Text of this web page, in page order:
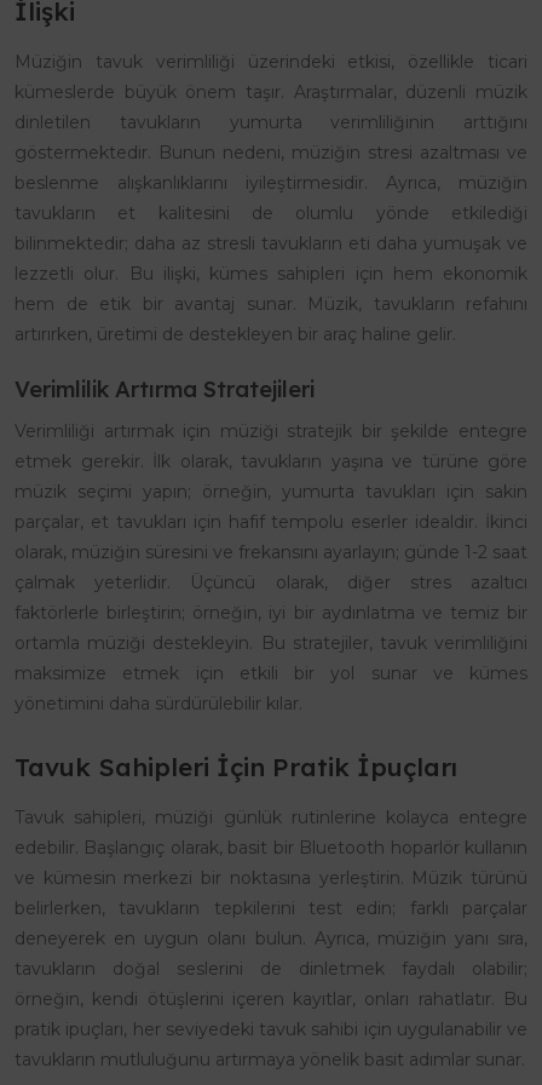
İlişki
Müziğin tavuk verimliliği üzerindeki etkisi, özellikle ticari
kümeslerde büyük önem taşır. Araştırmalar, düzenli müzik
dinletilen tavukların yumurta verimliliğinin arttığını
göstermektedir. Bunun nedeni, müziğin stresi azaltması ve
beslenme alışkanlıklarını iyileştirmesidir. Ayrıca, müziğin
tavukların et kalitesini de olumlu yönde etkilediği
bilinmektedir; daha az stresli tavukların eti daha yumuşak ve
lezzetli olur. Bu ilişki, kümes sahipleri için hem ekonomik
hem de etik bir avantaj sunar. Müzik, tavukların refahını
artırırken, üretimi de destekleyen bir araç haline gelir.
Verimlilik Artırma Stratejileri
Verimliliği artırmak için müziği stratejik bir şekilde entegre
etmek gerekir. İlk olarak, tavukların yaşına ve türüne göre
müzik seçimi yapın; örneğin, yumurta tavukları için sakin
parçalar, et tavukları için hafif tempolu eserler idealdir. İkinci
olarak, müziğin süresini ve frekansını ayarlayın; günde 1-2 saat
çalmak yeterlidir. Üçüncü olarak, diğer stres azaltıcı
faktörlerle birleştirin; örneğin, iyi bir aydınlatma ve temiz bir
ortamla müziği destekleyin. Bu stratejiler, tavuk verimliliğini
maksimize etmek için etkili bir yol sunar ve kümes
yönetimini daha sürdürülebilir kılar.
Tavuk Sahipleri İçin Pratik İpuçları
Tavuk sahipleri, müziği günlük rutinlerine kolayca entegre
edebilir. Başlangıç olarak, basit bir Bluetooth hoparlör kullanın
ve kümesin merkezi bir noktasına yerleştirin. Müzik türünü
belirlerken, tavukların tepkilerini test edin; farklı parçalar
deneyerek en uygun olanı bulun. Ayrıca, müziğin yanı sıra,
tavukların doğal seslerini de dinletmek faydalı olabilir;
örneğin, kendi ötüşlerini içeren kayıtlar, onları rahatlatır. Bu
pratik ipuçları, her seviyedeki tavuk sahibi için uygulanabilir ve
tavukların mutluluğunu artırmaya yönelik basit adımlar sunar.